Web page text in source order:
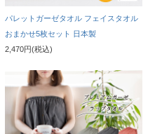
パレットガーゼタオル フェイスタオル
おまかせ5枚セット 日本製
2,470円(税込)